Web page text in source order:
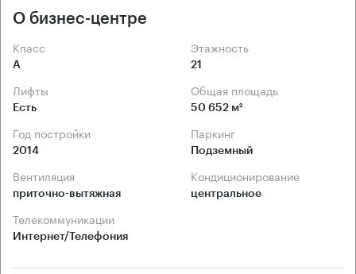
О бизнес-центре
Класс
А
Этажность
21
Лифты
Есть
Общая площадь
50 652 м²
Год постройки
2014
Паркинг
Подземный
Вентиляция
приточно-вытяжная
Кондиционирование
центральное
Телекоммуникации
Интернет/Телефония